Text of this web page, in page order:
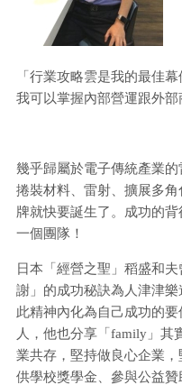
「行業攻略雲是我的最佳
我可以掌握內部營運跟外部
幾乎歸屬於電子傳統產業
捲裝材料、雷射、擴展多
牌就快要誕生了。成功的
一個團隊！
日本「經營之聖」稻盛和
謝」的成功秘訣為人津津
此精神內化為自己成功的
人，他也分享「family」其
業共存，堅持做良心企業
供學校獎學金、參與公益